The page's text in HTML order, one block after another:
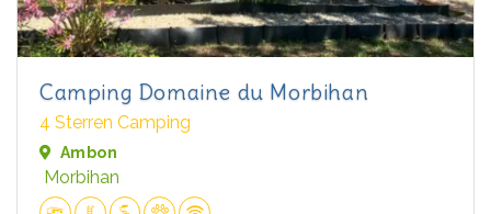
Camping Domaine du Morbihan
4 Sterren Camping
Ambon
Morbihan